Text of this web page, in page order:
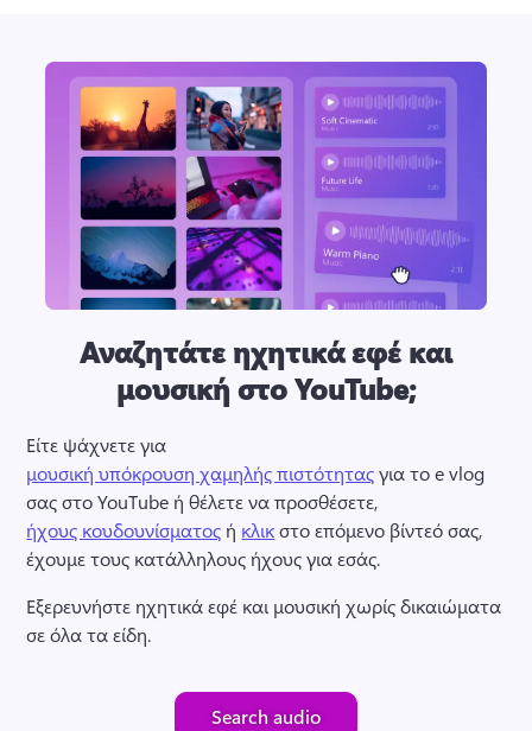
Αναζητάτε ηχητικά εφέ και
μουσική στο YouTube;
Είτε ψάχνετε για
μουσική υπόκρουση χαμηλής πιστότητας για το e vlog
σας στο YouTube ή θέλετε να προσθέσετε,
ήχους κουδουνίσματος ή κλικ στο επόμενο βίντεό σας,
έχουμε τους κατάλληλους ήχους για εσάς.
Εξερευνήστε ηχητικά εφέ και μουσική χωρίς δικαιώματα
σε όλα τα είδη.
Search audio